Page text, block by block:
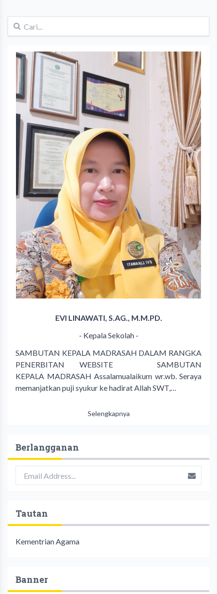
EVI LINAWATI, S.AG., M.M.PD.
- Kepala Sekolah -
SAMBUTAN KEPALA MADRASAH DALAM RANGKA
PENERBITAN WEBSITE SAMBUTAN
KEPALA MADRASAH Assalamualaikum wr.wb. Seraya
memanjatkan puji syukur ke hadirat Allah SWT,…
Selengkapnya
Berlangganan
Tautan
Kementrian Agama
Banner